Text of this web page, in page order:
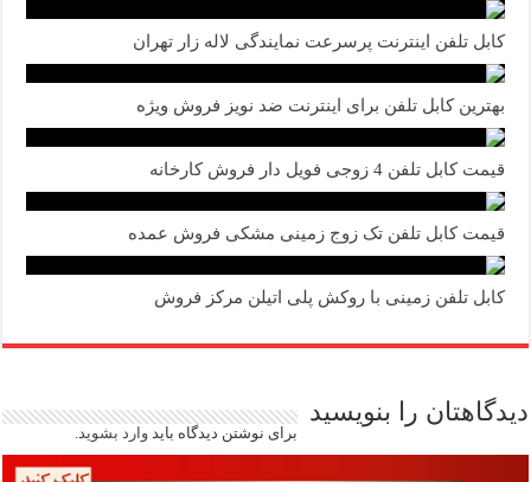
کابل تلفن اینترنت پرسرعت نمایندگی لاله زار تهران
بهترین کابل تلفن برای اینترنت ضد نویز فروش ویژه
قیمت کابل تلفن 4 زوجی فویل دار فروش کارخانه
قیمت کابل تلفن تک زوج زمینی مشکی فروش عمده
کابل تلفن زمینی با روکش پلی اتیلن مرکز فروش
دیدگاهتان را بنویسید
برای نوشتن دیدگاه بایدوارد بشوید